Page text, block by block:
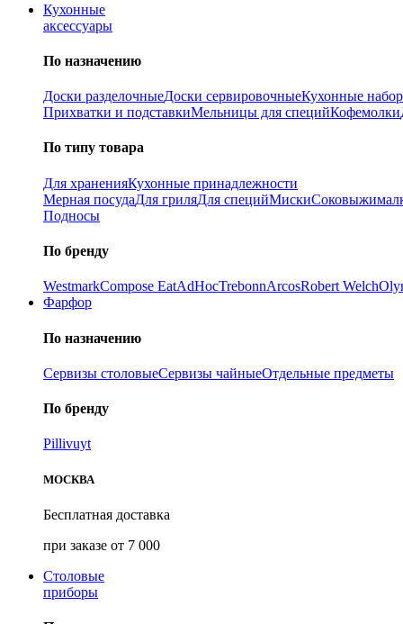
Кухонные
аксессуары
По назначению
Доски разделочныеДоски сервировочныеКухонные
Прихватки и подставкиМельницы для специйКофемолки
По типу товара
Для храненияКухонные принадлежности
Мерная посудаДля гриляДля специйМиски
Подносы
По бренду
WestmarkCompose EatAdHocTrebonnArcosRobert Welch
Фарфор
По назначению
Сервизы столовыеСервизы чайныеОтдельные предметы
По бренду
Pillivuyt
МОСКВА
Бесплатная доставка
при заказе от 7 000
Столовые
приборы